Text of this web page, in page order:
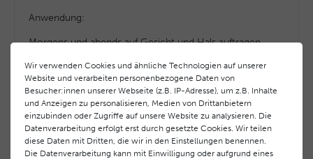
Anwendung:
Morgens und abends auf Gesicht und Hals auftragen.
Hersteller-Informationen
EU Verantwortlicher
Laboratoires BLC Thalgo Cosmetic S.A.
83520 Roquebrune sur Argens, Frankreich Domaine
Wir verwenden Cookies und ähnliche Technologien auf unserer
Website und verarbeiten personenbezogene Daten von
Besucher:innen unserer Webseite (z.B. IP-Adresse), um z.B. Inhalte
und Anzeigen zu personalisieren, Medien von Drittanbietern
einzubinden oder Zugriffe auf unsere Website zu analysieren. Die
Datenverarbeitung erfolgt erst durch gesetzte Cookies. Wir teilen
diese Daten mit Dritten, die wir in den Einstellungen benennen.
Die Datenverarbeitung kann mit Einwilligung oder aufgrund eines